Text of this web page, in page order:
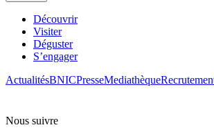
Découvrir
Visiter
Déguster
S’engager
ActualitésBNICPresseMediathèque
Nous suivre